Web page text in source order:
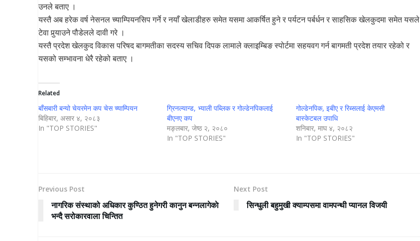
उनले बताए ।
यस्तै अब हरेक वर्ष नेसनल च्याम्पियनसिप गर्ने र नयाँ खेलाडीहरु समेत यसमा आकर्षित हुने र पर्यटन पर्बर्धन र साहसिक खेलकुदमा समेत यसले
टेवा पुर्‍याउने पौडेलले दावी गरे ।
यस्तै प्रदेश खेलकुद विकास परिषद बागमतीका सदस्य सचिव दिपक लामाले क्लाइम्बिङ स्पोर्टमा सहयवग गर्न बागमती प्रदेश तयार रहेको र
यसको सम्भावना धेरै रहेको बताए ।
Related
बाँसबारी बन्यो चेयरमेन कप चेस च्याम्पियन
बिहिबार, असार ४, २०८३
In "TOP STORIES"
ग्रिनल्यान्ड, भ्याली पब्लिक र गोल्डेनपिकलाई
बीएनए कप
मङ्लबार, जेष्ठ २, २०८०
In "TOP STORIES"
गोल्डेनपिक, इबीए र रिब्सलाई केएमसी
बास्केटबल उपाधि
शनिबार, माघ ४, २०८२
In "TOP STORIES"
Previous Post
नागरिक संस्थाको अधिकार कुण्ठित हुनेगरी कानुन बन्नलागेकाे
भन्दै सरोकारवाला चिन्तित
Next Post
सिन्धुली बहुमुखी क्याम्पसमा वामपन्थी प्यानल विजयी